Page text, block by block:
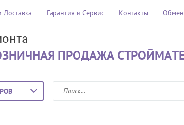
Доставка Гарантия и Сервис Контакты Обмен
ПРОДАЖА